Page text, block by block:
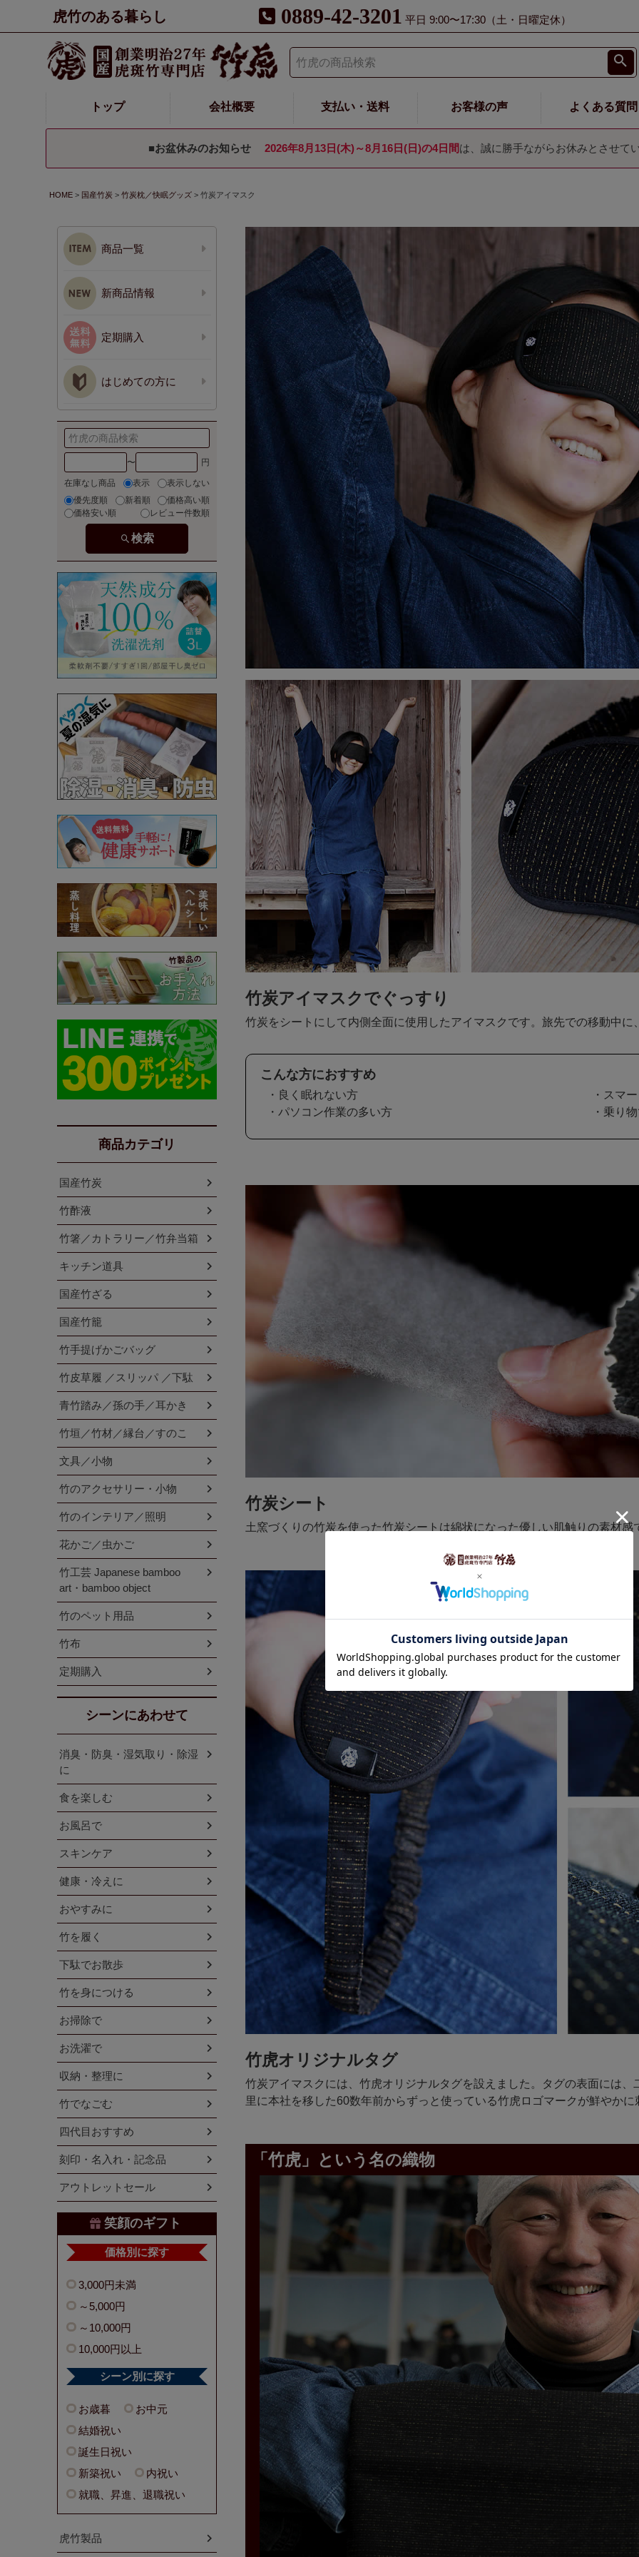
虎竹のある暮らし 0889-42-3201 平日 9:00〜17:30（土・日曜定休）
トップ 会社概要 支払い・送料 お客様の声 よくある質問
■お盆休みのお知らせ 2026年8月13日(木)～8月16日(日)の4日間は、誠に勝手ながらお休みとさせて
HOME 国産竹炭 竹炭枕／快眠グッズ 竹炭アイマスク
竹炭アイマスクでぐっすり
竹炭をシートにして内側全面に使用したアイマスクです。旅先での移動中
こんな方におすすめ
・良く眠れない方
・パソコン作業の多い方
・スマ
・乗り
竹炭シート
土窯づくりの竹炭を使った竹炭シートは綿状になった優しい肌触りの素材感
竹虎オリジナルタグ
竹炭アイマスクには、竹虎オリジナルタグを設えました。タグの表面には
里に本社を移した60数年前からずっと使っている竹虎ロゴマークが鮮やか
「竹虎」という名の織物
商品一覧
新商品情報
定期購入
はじめての方に
〜
在庫なし商品 表示
表示しない
優先度順
新着順
価格高い順
価格安い順
レビュー件数順
検索
商品カテゴリ
国産竹炭
竹酢液
竹箸／カトラリー／竹弁当箱
キッチン道具
国産竹ざる
国産竹籠
竹手提げかごバッグ
竹皮草履 ／スリッパ ／下駄
青竹踏み／孫の手／耳かき
竹垣／竹材／縁台／すのこ
文具／小物
竹のアクセサリー・小物
竹のインテリア／照明
花かご／虫かご
竹工芸 Japanese bamboo
art・bamboo object
竹のペット用品
竹布
定期購入
シーンにあわせて
消臭・防臭・湿気取り・除湿
に
食を楽しむ
お風呂で
スキンケア
健康・冷えに
おやすみに
竹を履く
下駄でお散歩
竹を身につける
お掃除で
お洗濯で
収納・整理に
竹でなごむ
四代目おすすめ
刻印・名入れ・記念品
アウトレットセール
笑顔のギフト
価格別に探す
3,000円未満
～5,000円
～10,000円
10,000円以上
シーン別に探す
お歳暮
お中元
結婚祝い
誕生日祝い
新築祝い
内祝い
就職、昇進、退職祝い
虎竹製品